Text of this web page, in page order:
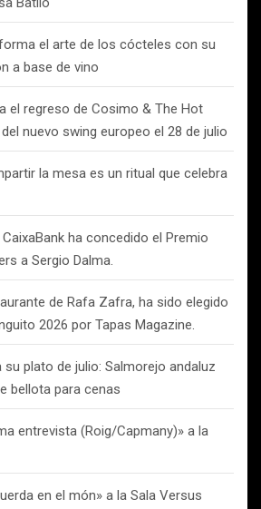
el arte de los cócteles con su
a base de vino
el regreso de Cosimo & The Hot
nuevo swing europeo el 28 de julio
la mesa es un ritual que celebra
ha concedido el Premio
a Sergio Dalma.
de Rafa Zafra, ha sido elegido
2026 por Tapas Magazine.
plato de julio: Salmorejo andaluz
bellota para cenas
entrevista (Roig/Capmany)» a la
en el món» a la Sala Versus